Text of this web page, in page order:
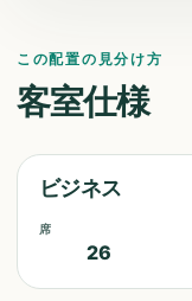
この配置の見分け方
客室仕様
ビジネス
席
26